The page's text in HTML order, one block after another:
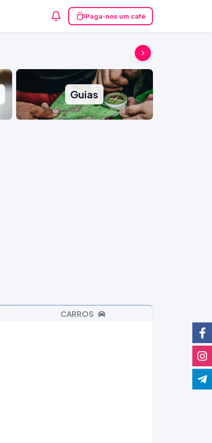
Paga-nos um café
Guias
CARROS